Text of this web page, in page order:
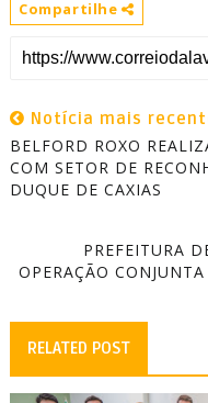
Compartilhe
Notícia mais
BELFORD ROXO
COM SETOR DE
DUQUE DE CAXIAS
PREFEITURA
OPERAÇÃO
RELATED POST